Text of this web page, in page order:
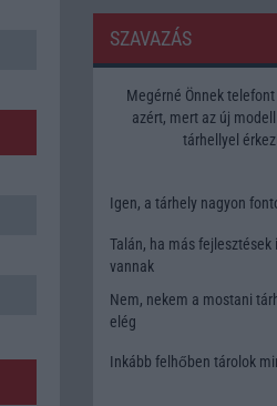
SZAVAZÁS
Megérné Önnek
azért, mert az új
tárhellyel
Igen, a tárhely nagyon
Talán, ha más fejlesztések
vannak
Nem, nekem a mostani
elég
Inkább felhőben tárolok